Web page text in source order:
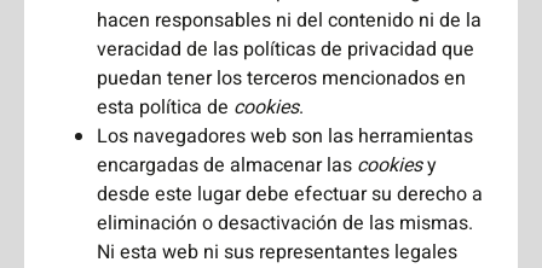
hacen responsables ni del contenido ni de la
veracidad de las políticas de privacidad que
puedan tener los terceros mencionados en
esta política de cookies.
Los navegadores web son las herramientas
encargadas de almacenar las cookiesy
desde este lugar debe efectuar su derecho a
eliminación o desactivación de las mismas.
Ni esta web ni sus representantes legales